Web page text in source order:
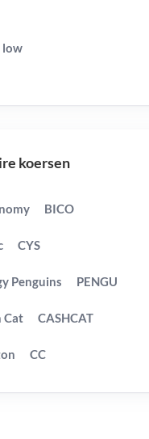
low
koersen
BICO
CYS
Penguins PENGU
Cat CASHCAT
CC